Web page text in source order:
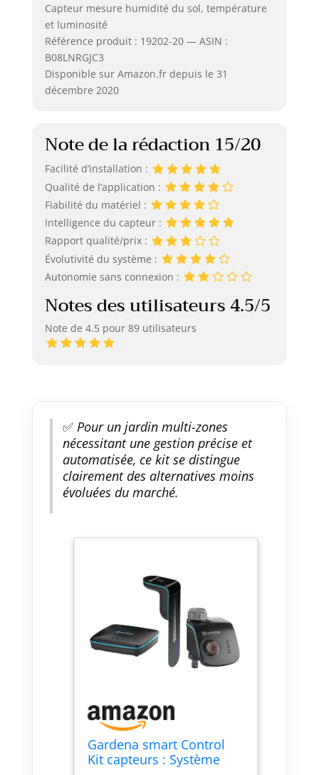
Capteur mesure humidité du sol, température
et luminosité
Référence produit : 19202-20 — ASIN :
B08LNRGJC3
Disponible sur Amazon.fr depuis le 31
décembre 2020
Note de la rédaction 15/20
Facilité d’installation :
Qualité de l’application :
Fiabilité du matériel :
Intelligence du capteur :
Rapport qualité/prix :
Évolutivité du système :
Autonomie sans connexion :
Notes des utilisateurs 4.5/5
Note de 4.5 pour 89 utilisateurs
✅Pour un jardin multi-zones
nécessitant une gestion précise et
automatisée, ce kit se distingue
clairement des alternatives moins
évoluées du marché.
Gardena smart Control
Kit capteurs : Système